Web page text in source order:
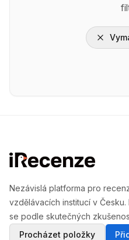
Nezávislá platforma pro
vzdělávacích institucí v
se podle skutečných
Procházet položky